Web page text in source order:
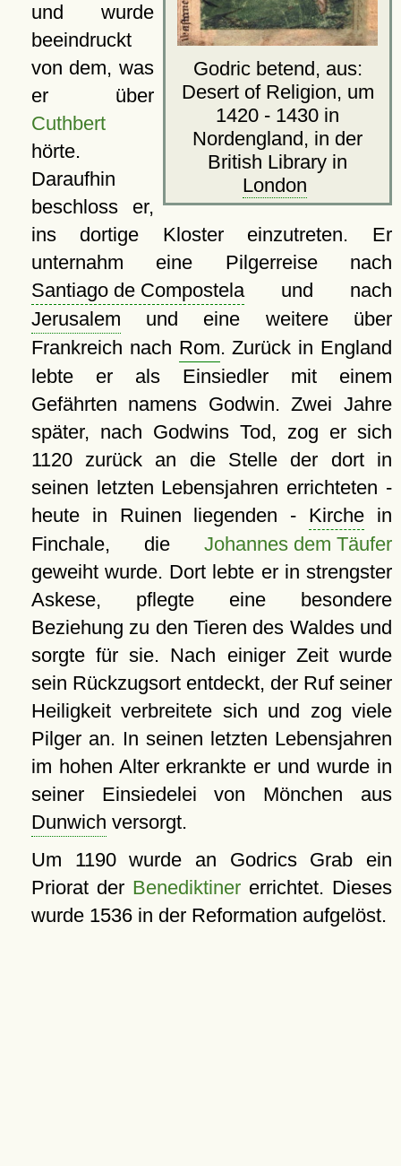
Godric betend, aus:
Desert of Religion, um
1420 - 1430 in
Nordengland, in der
British Library in
London
und wurde
beeindruckt
von dem, was
er über
Cuthbert
hörte.
Daraufhin
beschloss er,
ins dortige Kloster einzutreten. Er
unternahm eine Pilgerreise nach
Santiago de Compostelaund nach
Jerusalem und eine weitere über
Frankreich nach Rom. Zurück in England
lebte er als Einsiedler mit einem
Gefährten namens Godwin. Zwei Jahre
später, nach Godwins Tod, zog er sich
1120 zurück an die Stelle der dort in
seinen letzten Lebensjahren errichteten -
heute in Ruinen liegenden - Kirche in
Finchale, die Johannes dem Täufer
geweiht wurde. Dort lebte er in strengster
Askese, pflegte eine besondere
Beziehung zu den Tieren des Waldes und
sorgte für sie. Nach einiger Zeit wurde
sein Rückzugsort entdeckt, der Ruf seiner
Heiligkeit verbreitete sich und zog viele
Pilger an. In seinen letzten Lebensjahren
im hohen Alter erkrankte er und wurde in
seiner Einsiedelei von Mönchen aus
Dunwich versorgt.
Um 1190 wurde an Godrics Grab ein
Priorat der Benediktinererrichtet. Dieses
wurde 1536 in der Reformation aufgelöst.